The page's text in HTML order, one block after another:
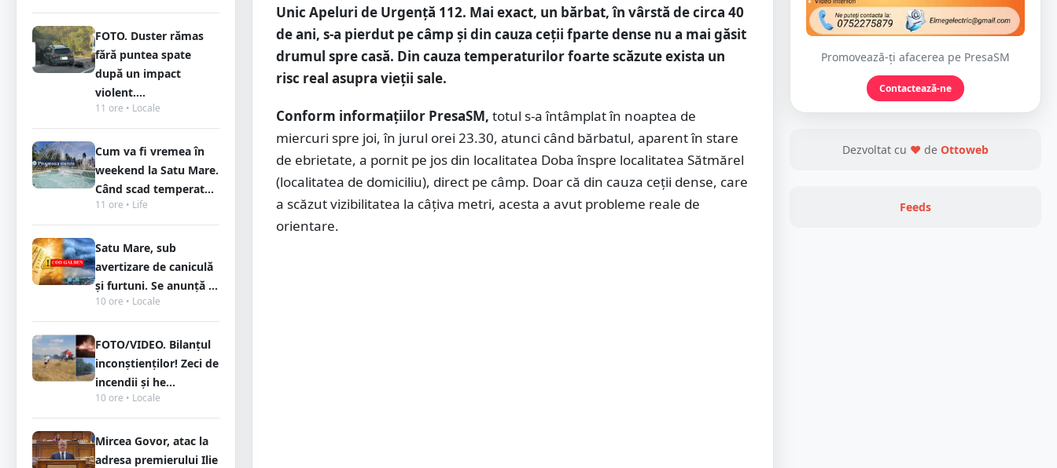
FOTO. Duster rămas
fără puntea spate
după un impact
violent....
11 ore • Locale
Cum va fi vremea în
weekend la Satu Mare.
Când scad temperat...
11 ore • Life
Satu Mare, sub
avertizare de caniculă
și furtuni. Se anunță ...
10 ore • Locale
FOTO/VIDEO. Bilanțul
inconștienților! Zeci de
incendii și he...
10 ore • Locale
Mircea Govor, atac la
adresa premierului Ilie
Unic Apeluri de Urgență 112. Mai exact, un bărbat, în vârstă de circa 40
de ani, s-a pierdut pe câmp și din cauza ceții fparte dense nu a mai găsit
drumul spre casă. Din cauza temperaturilor foarte scăzute exista un
risc real asupra vieții sale.
Conform informațiilor PresaSM, totul s-a întâmplat în noaptea de
miercuri spre joi, în jurul orei 23.30, atunci când bărbatul, aparent în stare
de ebrietate, a pornit pe jos din localitatea Doba înspre localitatea Sătmărel
(localitatea de domiciliu), direct pe câmp. Doar că din cauza ceții dense, care
a scăzut vizibilitatea la câțiva metri, acesta a avut probleme reale de
orientare.
Promovează-ți afacerea pe PresaSM
Contactează-ne
Dezvoltat cu ❤ de Ottoweb
Feeds